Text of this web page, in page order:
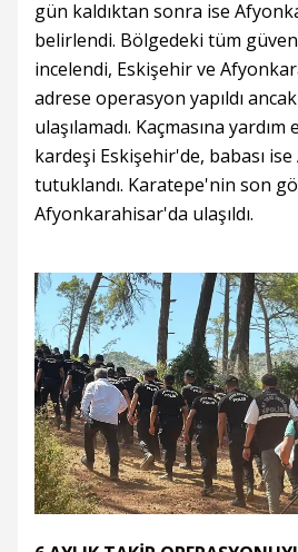
gün kaldıktan sonra ise
belirlendi. Bölgedeki tüm
incelendi, Eskişehir ve
adrese operasyon yapıldı
ulaşılamadı. Kaçmasına
kardeşi Eskişehir'de, babası
tutuklandı. Karatepe'nin son
Afyonkarahisar'da ulaşıldı.